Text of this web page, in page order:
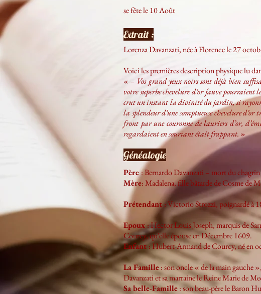
se fête le 10 Août
Extrait :
Lorenza Davanzati, née à Florence le 27
Voici les premières description physique lu
« – Vos grand yeux noirs sont déjà bien
votre superbe chevelure d’or fauve pourraient
crut un instant la divinité du jardin, si
la splendeur d’une somptueuse chevelure
front par une couronne de lauriers d’or,
regardaient en souriant était frappant. »
Généalogie
Père: Bernardo Davanzati – mort du chagrin
Mère: Madalena, fille bâtarde de Cosme de
Prétendant: Victorio Strozzi, poignardé à
Epoux: Hector Louis Joseph, marquis de
Courcy, qu’elle épouse en Décembre 1609.
Enfant : Hubert-Armand de Courcy, né en
La Famille: son oncle « de la main gauche
Davanzati et sa marraine le Reine Marie de
Sa belle-Famille: son beau-père le Baron